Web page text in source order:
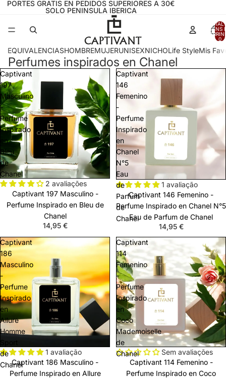
PORTES GRATIS EN PEDIDOS SUPERIORES A 30€
SOLO PENINSULA IBERICA
TOTAL
ITENS
0
EQUIVALENCIASHOMBREMUJERUNISEXNICHOLife StyleMis
Perfumes inspirados en Chanel
Captivant
197
Masculino
-
Perfume
Inspirado
en
Bleu
de
Chanel
2 avaliações
Captivant 197 Masculino -
Perfume Inspirado en Bleu de
Chanel
14,95 €
Captivant
146
Femenino
-
Perfume
Inspirado
en
Chanel
N°5
Eau
de
Parfum
de
Chanel
1 avaliação
Captivant 146 Femenino -
Perfume Inspirado en Chanel N°5
Eau de Parfum de Chanel
14,95 €
Captivant
186
Masculino
-
Perfume
Inspirado
en
Allure
Homme
Sport
de
Chanel
1 avaliação
Captivant 186 Masculino -
Perfume Inspirado en Allure
Captivant
114
Femenino
-
Perfume
Inspirado
en
Coco
Mademoiselle
de
Chanel
Sem avaliações
Captivant 114 Femenino -
Perfume Inspirado en Coco